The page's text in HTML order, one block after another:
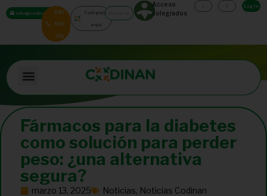
info@codinan.org687
996
251
Colégiate
aquí
Acceso
colegiados
Log In
Fármacos para la diabetes
como solución para perder
peso: ¿una alternativa
segura?
marzo 13, 2025 Noticias, Noticias Codinan